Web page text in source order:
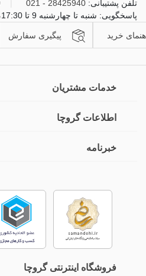
تلفن پشتیبانی: 28425940 - 021
پاسخگویی: شنبه تا چهارشنبه 9 تا 17:30، پنجشنبه 9 تا 14:30
خرید پیگیری سفارش
خدمات مشتریان
اطلاعات گروچا
خبرنامه
فروشگاه اینترنتی گروچا